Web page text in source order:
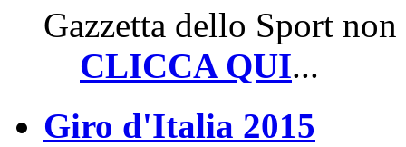
Gazzetta dello Sport
CLICCA QUI...
Giro d'Italia 2015